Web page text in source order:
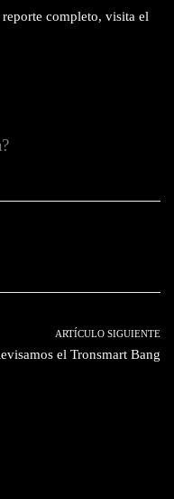
completo, visita el
ARTÍCULO SIGUIENTE
el Tronsmart Bang